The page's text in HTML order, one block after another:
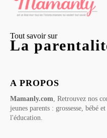
Tout savoir sur
La
A PROPOS
Mamanly.com , Retrouvez nos
jeunes parents : grossesse, bébé
l'éducation.